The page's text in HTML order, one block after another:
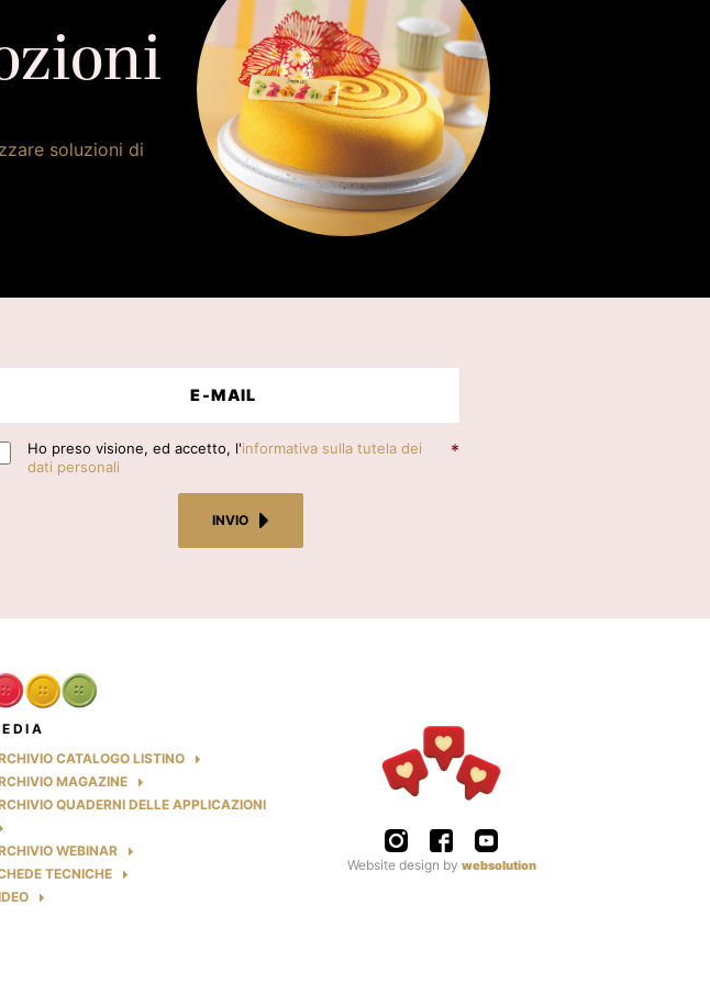
soluzioni di
Ho preso visione, ed accetto, l'informativa sulla tutela dei
dati personali
*
INVIO
CATALOGO LISTINO
MAGAZINE
QUADERNI DELLE APPLICAZIONI
WEBINAR
TECNICHE
Website design by websolution